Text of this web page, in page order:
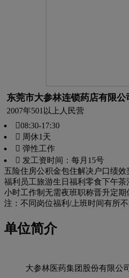
东莞市大参林连锁药店有限公
2007年501以上人 民营
08:30-17:30
 周休1天
 弹性工作
 发工资时间：每月15号
五险住房公积金包住解决户口绩效
福利 员工旅游生日福利 零食下午茶
小时工作制 无需夜班职称晋升定期
注：不同岗位福利/上班时间有所不
单位简介
大参林医药集团股份有限公